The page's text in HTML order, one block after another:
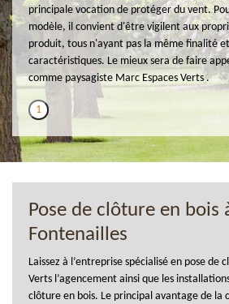
principale vocation de protéger du vent.
modèle, il convient d'être vigilent aux
produit, tous n'ayant pas la même finalité
caractéristiques. Le mieux sera de faire
comme paysagiste Marc Espaces Verts .
1
Pose de clôture en bois
Fontenailles
Laissez à l’entreprise spécialisé en pose de
Verts l’agencement ainsi que les
clôture en bois. Le principal avantage de la